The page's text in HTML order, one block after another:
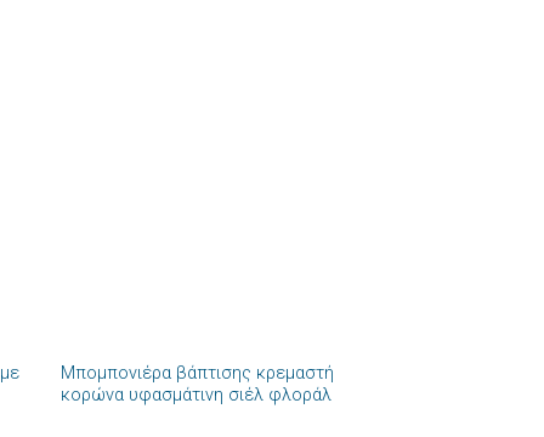
Πρόσθήκη
στην λίστα
Μπομπονιέρα βάπτισης κρεμαστή
κορώνα υφασμάτινη σιέλ φλοράλ